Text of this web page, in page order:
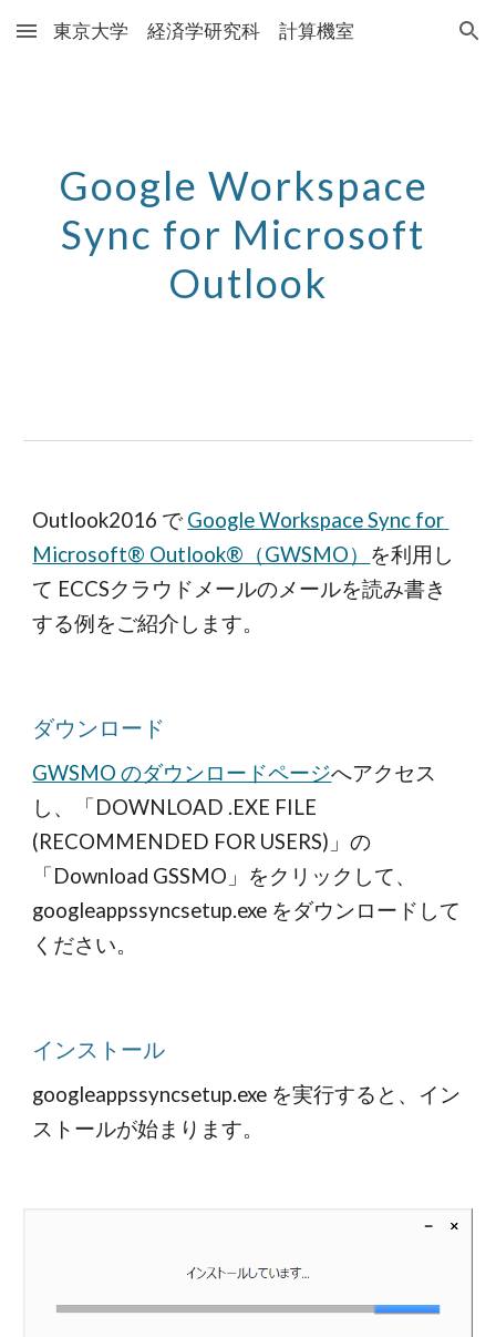
Skip to main content Skip to navigation
東京大学 経済学研究科 計算機室
Google Workspace
Sync for Microsoft
Outlook
Outlook2016 で Google Workspace Sync for
Microsoft® Outlook®（GWSMO） を利用し
て ECCSクラウドメールのメールを読み書き
する例をご紹介します。
ダウンロード
GWSMO のダウンロードページへアクセス
し、「DOWNLOAD .EXE FILE
(RECOMMENDED FOR USERS)」の
「Download GSSMO」をクリックして、
googleappssyncsetup.exe をダウンロードして
ください。
インストール
googleappssyncsetup.exe を実行すると、イン
ストールが始まります。